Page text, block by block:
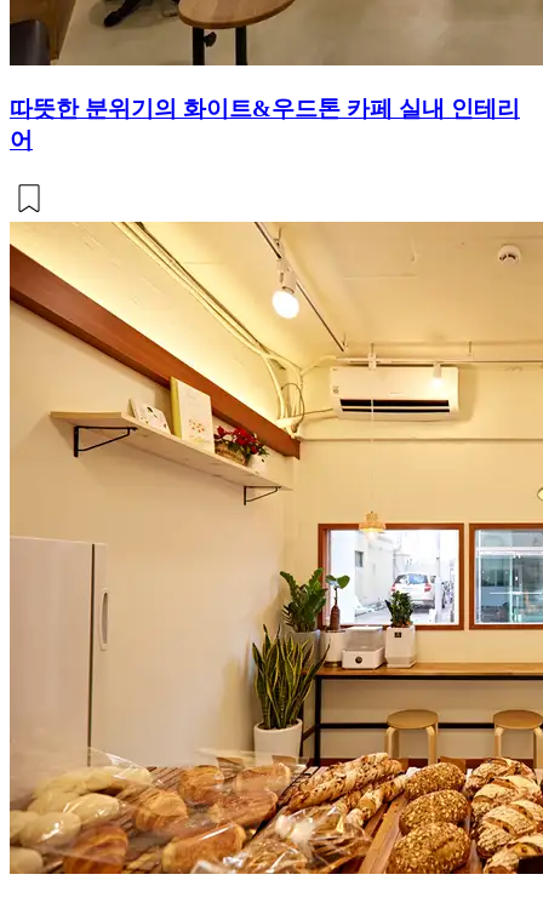
따뜻한 분위기의 화이트&우드톤 카페 실내 인테리
어